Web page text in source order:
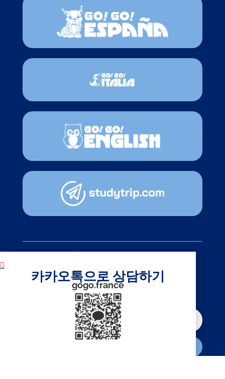
뉴스레터
구독하기
카카오톡으로 상담하기
gogo.france